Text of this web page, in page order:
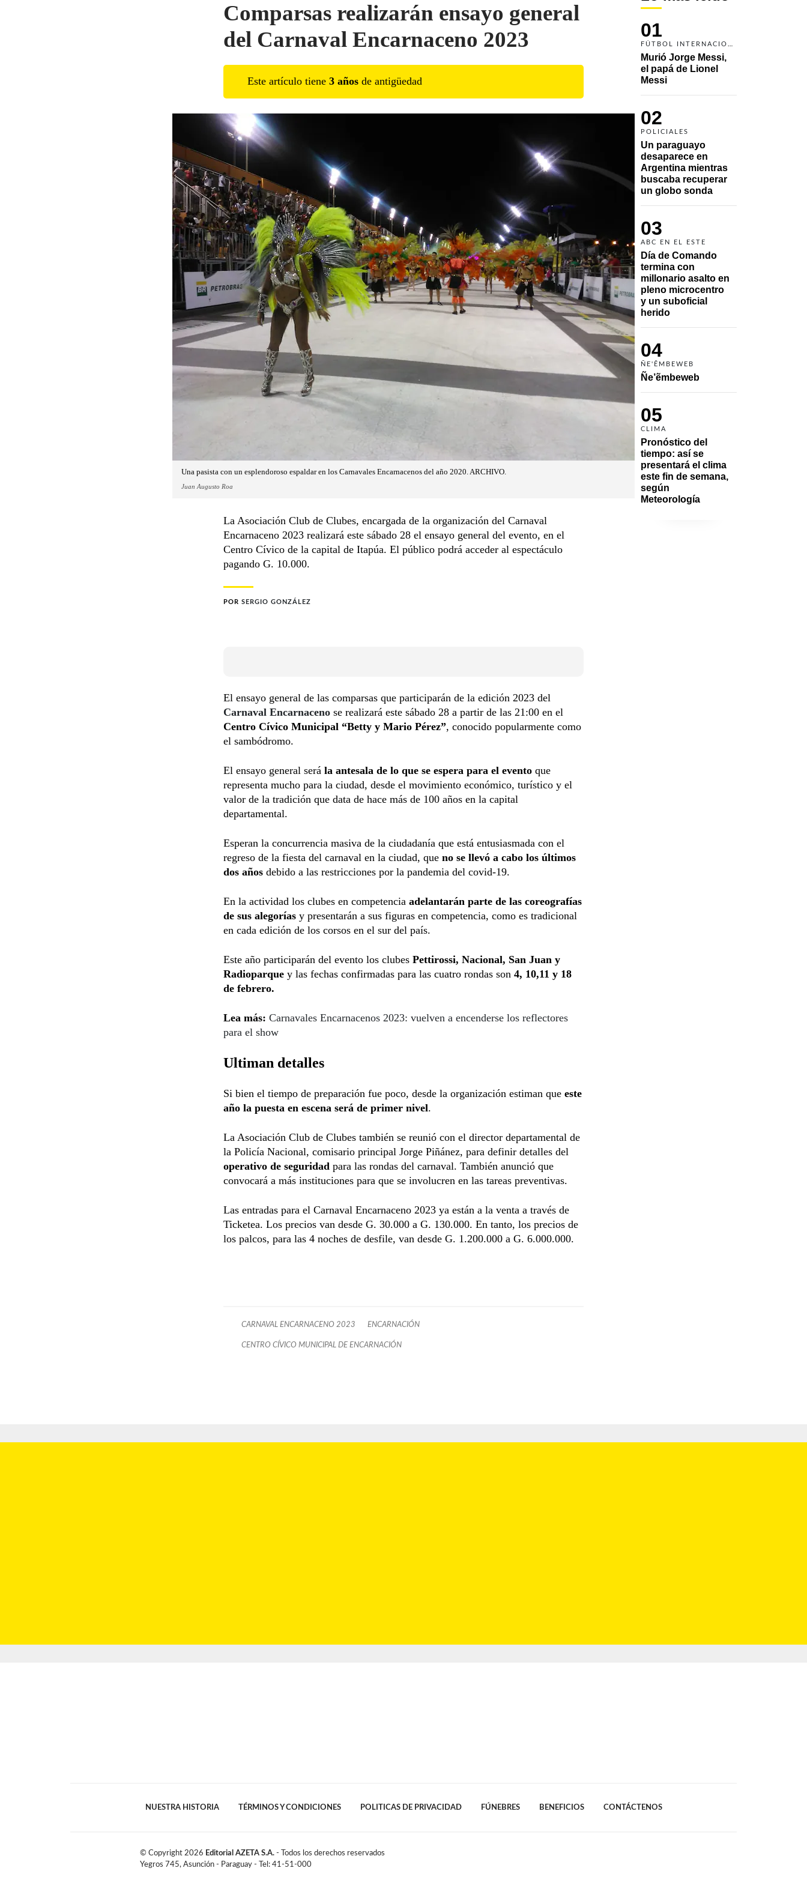
01
Murió Jorge Messi,
el papá de Lionel
Messi
02
POLICIALES
Un paraguayo
desaparece en
Argentina mientras
buscaba recuperar
un globo sonda
03
ABC EN EL ESTE
Día de Comando
termina con
millonario asalto en
pleno microcentro
y un suboficial
herido
04
ÑE'ẼMBEWEB
Ñe’ẽmbeweb
05
CLIMA
Pronóstico del
tiempo: así se
presentará el clima
este fin de semana,
según
Meteorología
Comparsas realizarán ensayo general
del Carnaval Encarnaceno 2023
Este artículo tiene 3 años de antigüedad
Una pasista con un esplendoroso espaldar en los Carnavales Encarnacenos del año 2020. ARCHIVO.
Juan Augusto Roa
La Asociación Club de Clubes, encargada de la organización del Carnaval
Encarnaceno 2023 realizará este sábado 28 el ensayo general del evento, en el
Centro Cívico de la capital de Itapúa. El público podrá acceder al espectáculo
pagando G. 10.000.
POR SERGIO GONZÁLEZ
El ensayo general de las comparsas que participarán de la edición 2023 del
Carnaval Encarnaceno se realizará este sábado 28 a partir de las 21:00 en el
Centro Cívico Municipal “Betty y Mario Pérez”, conocido popularmente como
el sambódromo.
El ensayo general será la antesala de lo que se espera para el evento que
representa mucho para la ciudad, desde el movimiento económico, turístico y el
valor de la tradición que data de hace más de 100 años en la capital
departamental.
Esperan la concurrencia masiva de la ciudadanía que está entusiasmada con el
regreso de la fiesta del carnaval en la ciudad, que no se llevó a cabo los últimos
dos años debido a las restricciones por la pandemia del covid-19.
En la actividad los clubes en competencia adelantarán parte de las coreografías
de sus alegorías y presentarán a sus figuras en competencia, como es tradicional
en cada edición de los corsos en el sur del país.
Este año participarán del evento los clubes Pettirossi, Nacional, San Juan y
Radioparque y las fechas confirmadas para las cuatro rondas son 4, 10,11 y 18
de febrero.
Lea más: Carnavales Encarnacenos 2023: vuelven a encenderse los reflectores
para el show
Ultiman detalles
Si bien el tiempo de preparación fue poco, desde la organización estiman que este
año la puesta en escena será de primer nivel.
La Asociación Club de Clubes también se reunió con el director departamental de
la Policía Nacional, comisario principal Jorge Piñánez, para definir detalles del
operativo de seguridad para las rondas del carnaval. También anunció que
convocará a más instituciones para que se involucren en las tareas preventivas.
Las entradas para el Carnaval Encarnaceno 2023 ya están a la venta a través de
Ticketea. Los precios van desde G. 30.000 a G. 130.000. En tanto, los precios de
los palcos, para las 4 noches de desfile, van desde G. 1.200.000 a G. 6.000.000.
CARNAVAL ENCARNACENO 2023 ENCARNACIÓN
CENTRO CÍVICO MUNICIPAL DE ENCARNACIÓN
NUESTRA HISTORIA TÉRMINOS Y CONDICIONES POLITICAS DE PRIVACIDAD FÚNEBRES BENEFICIOS CONTÁCTENOS
© Copyright 2026 Editorial AZETA S.A. - Todos los derechos reservados
Yegros 745, Asunción - Paraguay - Tel: 41-51-000